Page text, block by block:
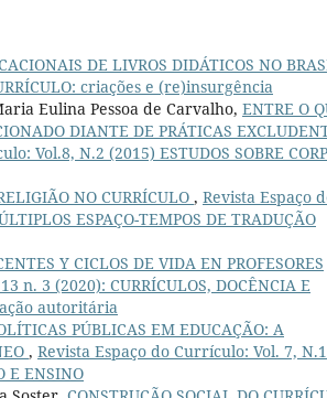
DE LIVROS DIDÁTICOS NO
criações e (re)insurgência
Eulina Pessoa de Carvalho, ENTRE O
DIANTE DE PRÁTICAS
Vol.8, N.2 (2015) ESTUDOS SOBRE
NO CURRÍCULO , Revista Espaço
ESPAÇO-TEMPOS DE TRADUÇÃO
Y CICLOS DE VIDA EN PROFESORES
n. 3 (2020): CURRÍCULOS, DOCÊNCIA E
autoritária
PÚBLICAS EM EDUCAÇÃO: A
, Revista Espaço do Currículo: Vol. 7, N.1
E ENSINO